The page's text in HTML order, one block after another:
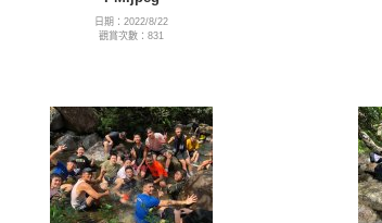
日期：2022/8/22
觀賞次數：831